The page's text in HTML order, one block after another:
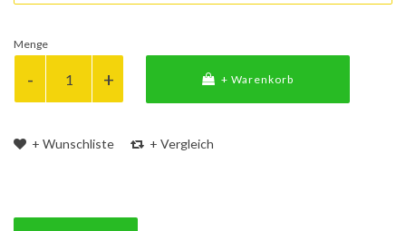
Menge
+ Warenkorb
+ Wunschliste + Vergleich